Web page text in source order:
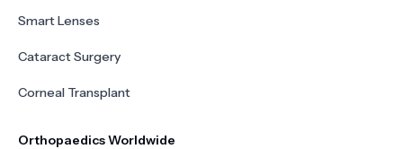
Smart Lenses
Cataract Surgery
Corneal Transplant
Orthopaedics Worldwide